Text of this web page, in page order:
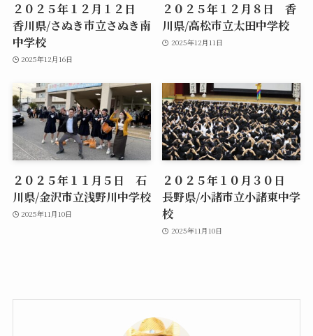
２０２５年１２月１２日
香川県/さぬき市立さぬき南
中学校
2025年12月16日
２０２５年１２月８日 香
川県/高松市立太田中学校
2025年12月11日
２０２５年１１月５日 石
川県/金沢市立浅野川中学校
2025年11月10日
２０２５年１０月３０日
長野県/小諸市立小諸東中学
校
2025年11月10日